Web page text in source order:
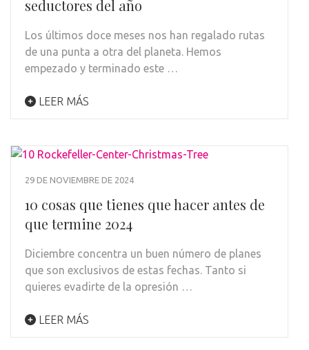
seductores del año
Los últimos doce meses nos han regalado rutas
de una punta a otra del planeta. Hemos
empezado y terminado este …
LEER MÁS
29 DE NOVIEMBRE DE 2024
10 cosas que tienes que hacer antes de
que termine 2024
Diciembre concentra un buen número de planes
que son exclusivos de estas fechas. Tanto si
quieres evadirte de la opresión …
LEER MÁS